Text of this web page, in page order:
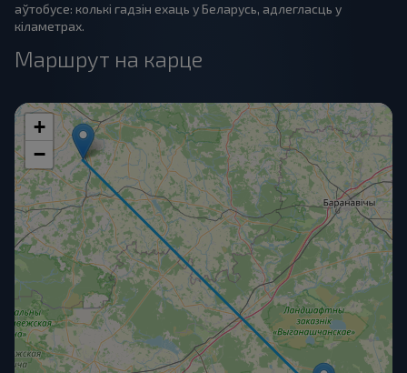
аўтобусе: колькі гадзін ехаць у Беларусь, адлегласць у
кіламетрах.
Маршрут на карце
+
−